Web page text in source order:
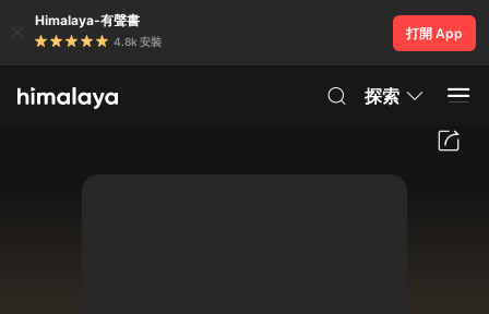
Himalaya-有聲書
4.8k 安裝
打開 App
探索